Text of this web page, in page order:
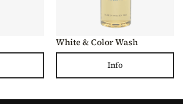
White & Color Wash
Info